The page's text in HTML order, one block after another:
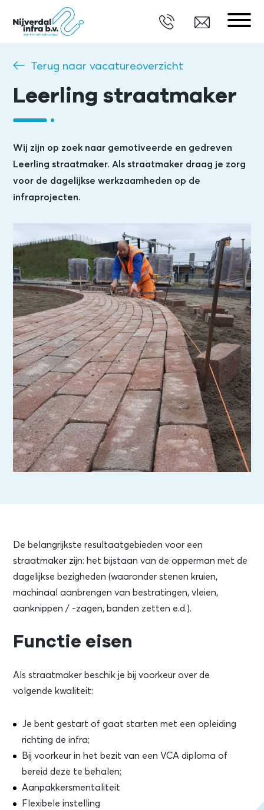
Terug naar vacatureoverzicht
Leerling straatmaker
Wij zijn op zoek naar gemotiveerde en gedreven
Leerling straatmaker. Als straatmaker draag je zorg
voor de dagelijkse werkzaamheden op de
infraprojecten.
De belangrijkste resultaatgebieden voor een
straatmaker zijn: het bijstaan van de opperman met de
dagelijkse bezigheden (waaronder stenen kruien,
machinaal aanbrengen van bestratingen, vleien,
aanknippen / -zagen, banden zetten e.d.).
Functie eisen
Als straatmaker beschik je bij voorkeur over de
volgende kwaliteit:
Je bent gestart of gaat starten met een opleiding
richting de infra;
Bij voorkeur in het bezit van een VCA diploma of
bereid deze te behalen;
Aanpakkersmentaliteit
Flexibele instelling